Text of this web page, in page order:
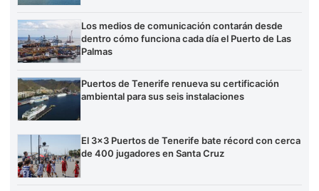
Los medios de comunicación contarán desde
dentro cómo funciona cada día el Puerto de Las
Palmas
Puertos de Tenerife renueva su certificación
ambiental para sus seis instalaciones
El 3×3 Puertos de Tenerife bate récord con cerca
de 400 jugadores en Santa Cruz